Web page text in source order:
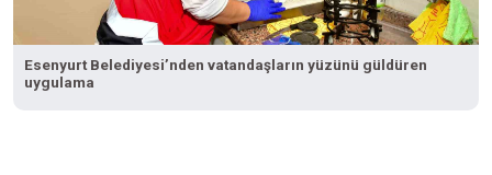
Esenyurt Belediyesi’nden vatandaşların yüzünü güldüren
uygulama